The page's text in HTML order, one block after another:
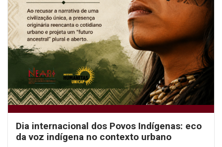
Dia internacional dos Povos Indígenas: eco
da voz indígena no contexto urbano